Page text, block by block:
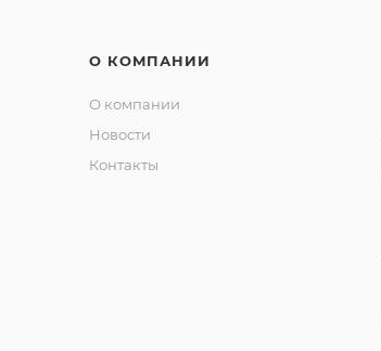
О КОМПАНИИ
О компании
Новости
Контакты